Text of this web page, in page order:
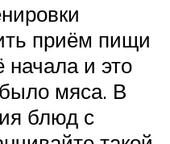
приём пищи
начала и это
мяса. В
блюд с